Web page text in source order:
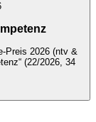
Preis 2026 (ntv &
(22/2026, 34